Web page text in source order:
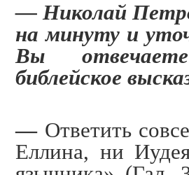
— Николай
на минуту и
Вы
библейское
— Ответить
Еллина, ни